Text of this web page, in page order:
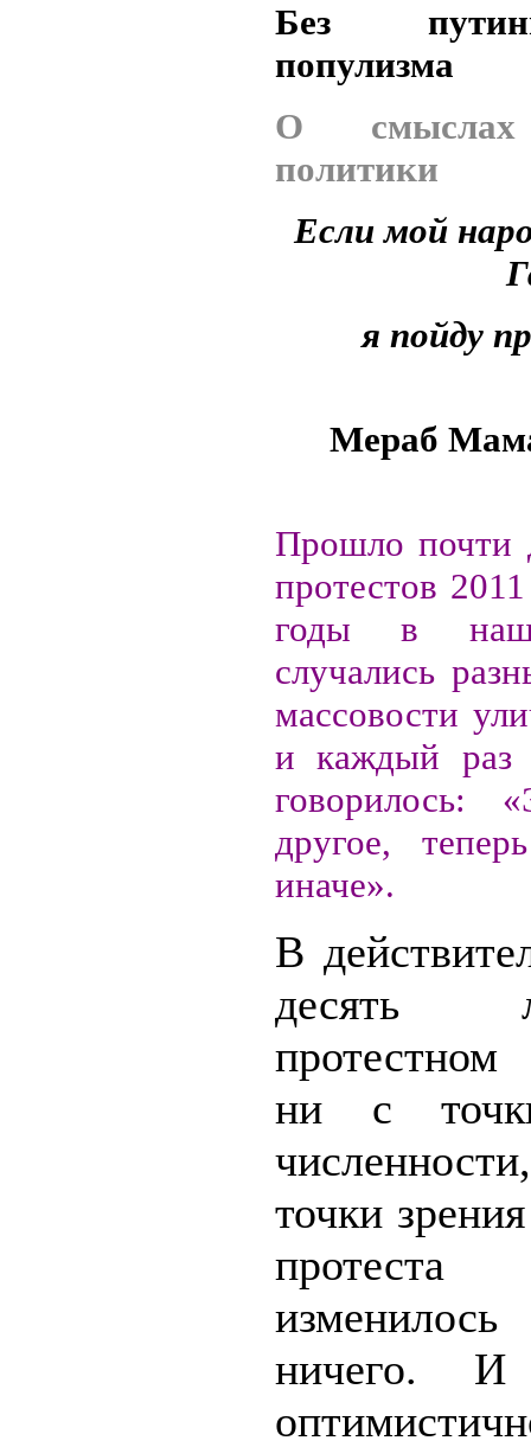
Без
популизма
О смыслах
политики
Если мой
я пойду
Мераб
Прошло почти
протестов
годы в
случались
массовости
и каждый раз
говорилось:
другое,
иначе».
В
протестном
ни с
точки
ничего.